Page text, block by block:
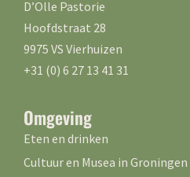
D’Olle Pastorie
Hoofdstraat 28
9975 VS Vierhuizen
+31 (0) 6 27 13 41 31
Omgeving
Eten en drinken
Cultuur en Musea in Groningen